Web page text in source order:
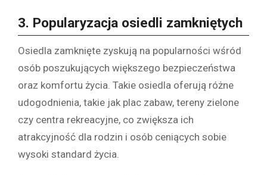
3. Popularyzacja osiedli zamkniętych
Osiedla zamknięte zyskują na popularności wśród
osób poszukujących większego bezpieczeństwa
oraz komfortu życia. Takie osiedla oferują różne
udogodnienia, takie jak plac zabaw, tereny zielone
czy centra rekreacyjne, co zwiększa ich
atrakcyjność dla rodzin i osób ceniących sobie
wysoki standard życia.